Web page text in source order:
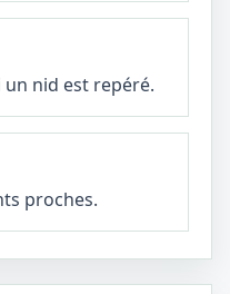
nid est repéré.
proches.